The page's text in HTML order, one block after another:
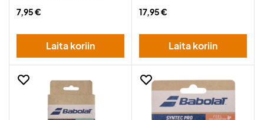
7,95 €
Laita koriin
17,95 €
Laita koriin